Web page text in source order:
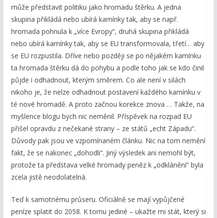
může představit politiku jako hromadu štěrku. A jedna
skupina přikládá nebo ubírá kamínky tak, aby se např.
hromada pohnula k „více Evropy“, druhá skupina přikládá
nebo ubírá kamínky tak, aby se EU transformovala, třetí… aby
se EU rozpustila. Dříve nebo později se po nějakém kamínku
ta hromada štěrku dá do pohybu a podle toho jak se kdo činil
půjde i odhadnout, kterým směrem. Co ale není v silách
nikoho je, že nelze odhadnout postavení každého kamínku v
té nové hromadě. A proto začnou korekce znova … Takže, na
myšlence blogu bych nic neměnil. Příspěvek na rozpad EU
přišel opravdu z nečekané strany – ze států „echt Západu“.
Důvody pak jsou ve vzpomínaném článku. Nic na tom nemění
fakt, že se nakonec „dohodli“. Jiný výsledek ani nemohl být,
protože ta představa velké hromady peněz k „odklánění“ byla
zcela jistě neodolatelná.
Teď k samotnému průseru. Oficiálně se mají vypůjčené
peníze splatit do 2058. K tomu jediné – ukažte mi stát, který si